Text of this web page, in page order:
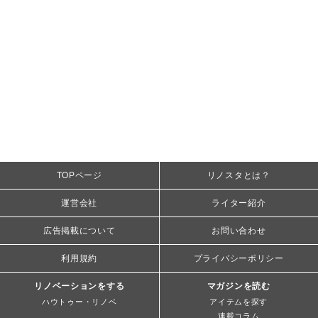
TOPページ リノスタとは？
運営会社 ライター紹介
広告掲載について お問い合わせ
利用規約 プライバシーポリシー
リノベーションをする
ハウトゥー・リノベ
マガジンを読む
アイテムを探す
連載コラム